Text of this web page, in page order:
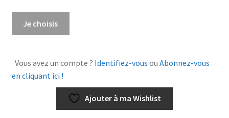
Miyuki
noir
Je choisis
Vous avez un compte ? Identifiez-vous ou Abonnez-vous
en cliquant ici !
Ajouter à ma Wishlist